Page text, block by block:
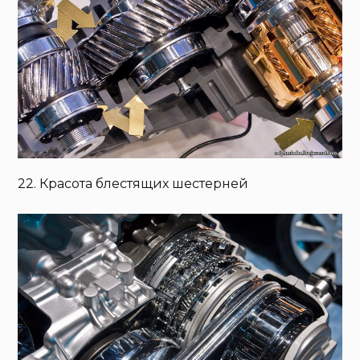
22. Красота блестящих шестерней